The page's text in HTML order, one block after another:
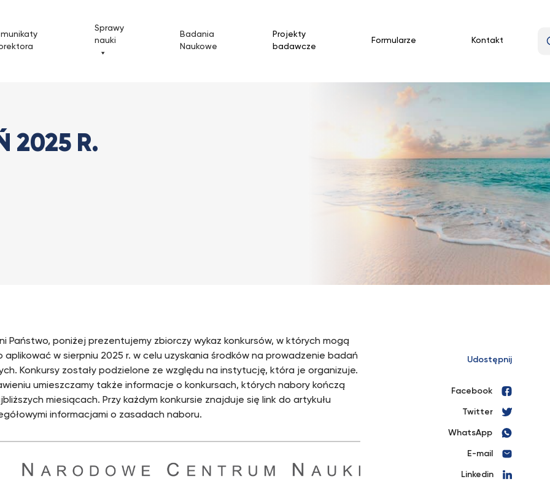
Sprawy
nauki
Badania
Naukowe
Projekty
badawcze
Formularze Kontakt
2025 R.
Państwo, poniżej prezentujemy zbiorczy wykaz konkursów, w których mogą
aplikować w sierpniu 2025 r. w celu uzyskania środków na prowadzenie badań
Konkursy zostały podzielone ze względu na instytucję, która je organizuje.
umieszczamy także informacje o konkursach, których nabory kończą
miesiącach. Przy każdym konkursie znajduje się link do artykułu
informacjami o zasadach naboru.
Udostępnij
Facebook
Twitter
WhatsApp
E-mail
Linkedin